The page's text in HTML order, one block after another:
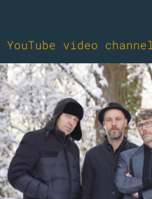
YouTube video channel